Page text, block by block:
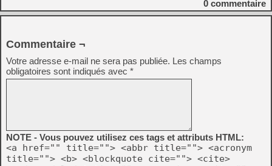
0 commentaire
Commentaire ¬
Votre adresse e-mail ne sera pas publiée. Les champs
obligatoires sont indiqués avec *
NOTE - Vous pouvez utilisez ces tags et attributs HTML:
<a href="" title=""> <abbr title=""> <acronym
title=""> <b> <blockquote cite=""> <cite>